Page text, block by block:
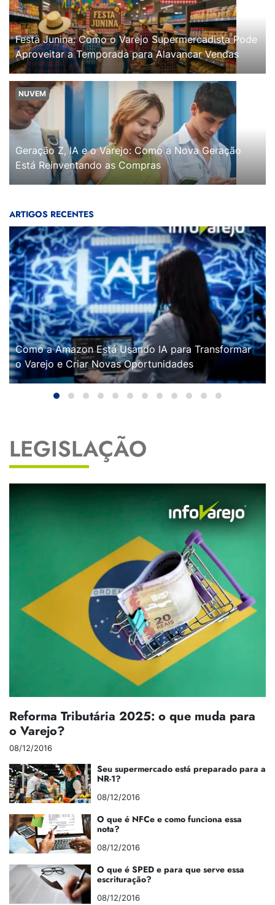
Festa Junina: Como o Varejo Supermercadista Pode
Aproveitar a Temporada para Alavancar Vendas
NUVEM
Geração Z, IA e o Varejo: Como a Nova Geração
Está Reinventando as Compras
ARTIGOS RECENTES
Como a Amazon Está Usando IA para Transformar
o Varejo e Criar Novas Oportunidades
LEGISLAÇÃO
Reforma Tributária 2025: o que muda para
o Varejo?
08/12/2016
Seu supermercado está preparado para a
NR-1?
08/12/2016
O que é NFCe e como funciona essa
nota?
08/12/2016
O que é SPED e para que serve essa
escrituração?
08/12/2016